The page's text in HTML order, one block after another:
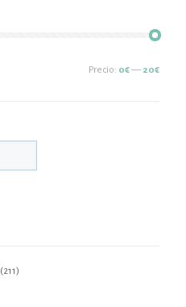
Precio: 0€— 20€
211211